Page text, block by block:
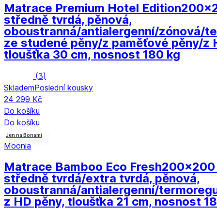
Matrace Premium Hotel Edition
středně tvrdá, pěnová,
oboustranná/antialergenní/zónová/
ze studené pěny/z paměťové pěny/z
tloušťka 30 cm, nosnost 180 kg
(3)
SklademPoslední kousky
24 299 Kč
Do košíku
Do košíku
Jen na Bonami
Moonia
Matrace Bamboo Eco Fresh200x200
středně tvrdá/extra tvrdá, pěnová,
oboustranná/antialergenní/
z HD pěny, tloušťka 21 cm, nosnost